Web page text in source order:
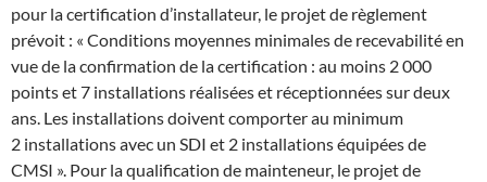
pour la certification d’installateur, le projet de règlement
prévoit : « Conditions moyennes minimales de recevabilité en
vue de la confirmation de la certification : au moins 2 000
points et 7 installations réalisées et réceptionnées sur deux
ans. Les installations doivent comporter au minimum
2 installations avec un SDI et 2 installations équipées de
CMSI ». Pour la qualification de mainteneur, le projet de